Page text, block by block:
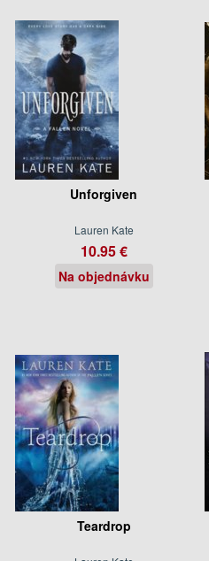
Unforgiven
Lauren Kate
10.95 €
Na objednávku
Teardrop